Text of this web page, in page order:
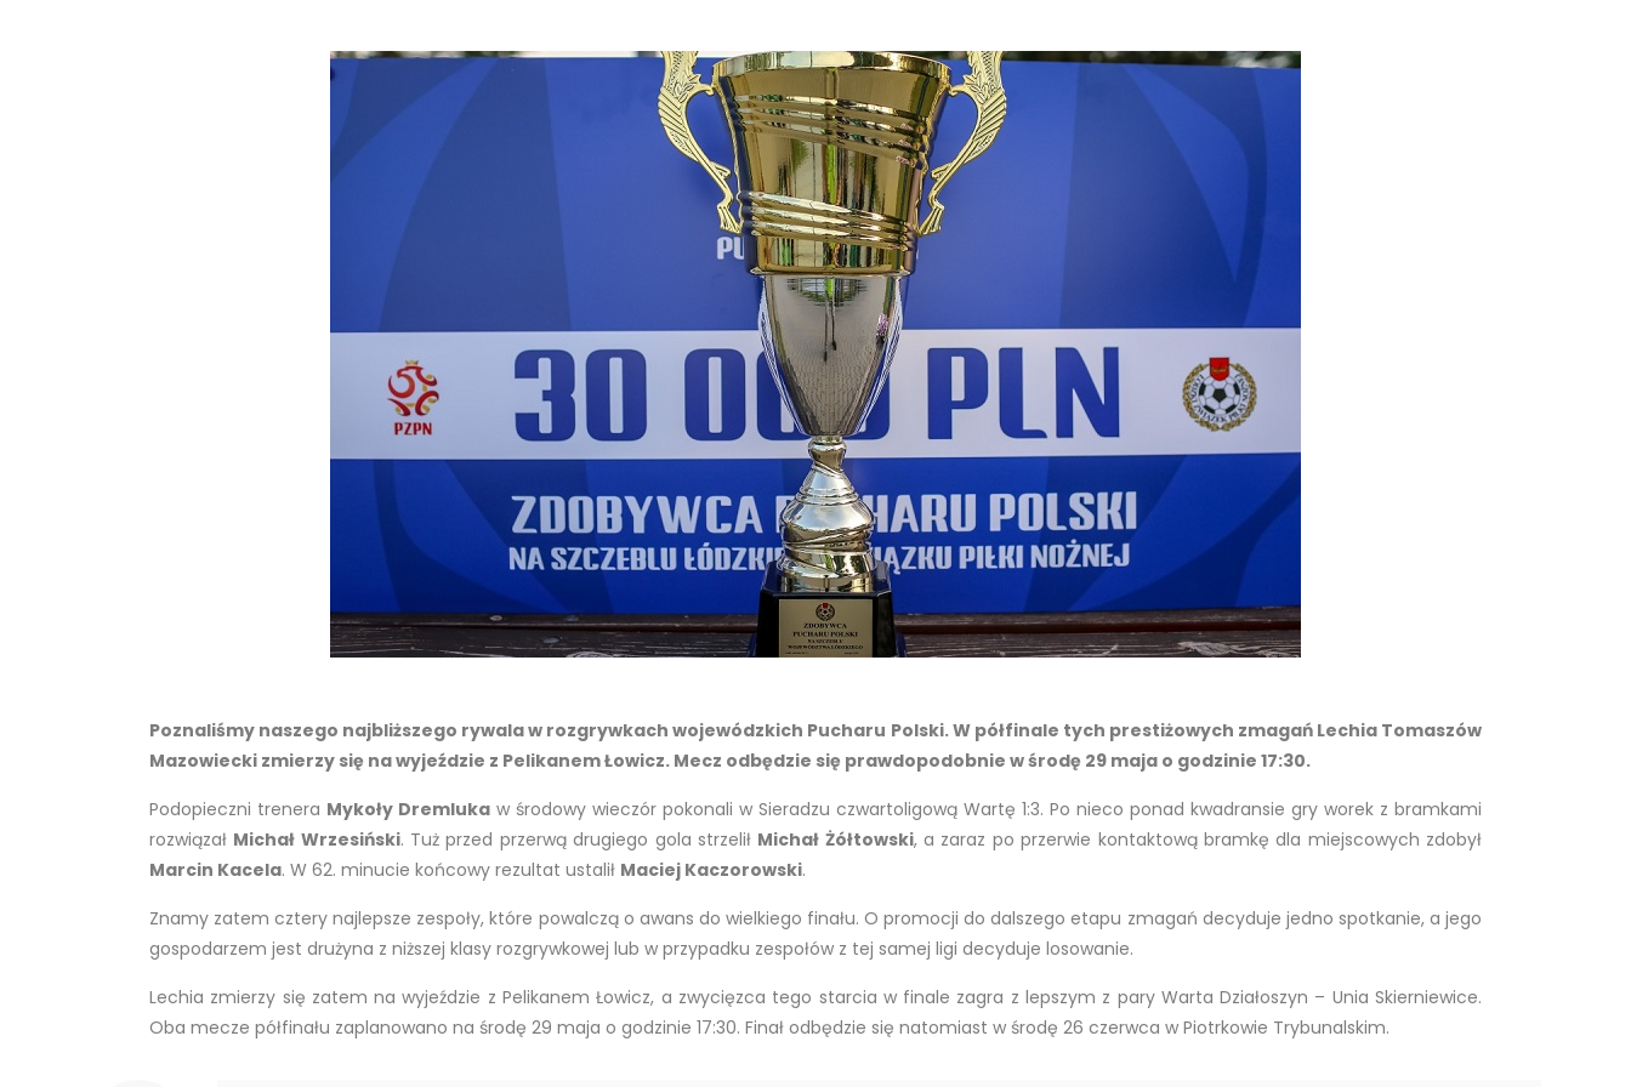
Poznaliśmy naszego najbliższego rywala w rozgrywkach wojewódzkich Pucharu Polski. W półfinale tych prestiżowych zmagań Lechia Tomaszów
Mazowiecki zmierzy się na wyjeździe z Pelikanem Łowicz. Mecz odbędzie się prawdopodobnie w środę 29 maja o godzinie 17:30.
Podopieczni trenera Mykoły Dremluka w środowy wieczór pokonali w Sieradzu czwartoligową Wartę 1:3. Po nieco ponad kwadransie gry worek z bramkami
rozwiązał Michał Wrzesiński. Tuż przed przerwą drugiego gola strzelił Michał Żółtowski, a zaraz po przerwie kontaktową bramkę dla miejscowych zdobył
Marcin Kacela. W 62. minucie końcowy rezultat ustalił Maciej Kaczorowski.
Znamy zatem cztery najlepsze zespoły, które powalczą o awans do wielkiego finału. O promocji do dalszego etapu zmagań decyduje jedno spotkanie, a jego
gospodarzem jest drużyna z niższej klasy rozgrywkowej lub w przypadku zespołów z tej samej ligi decyduje losowanie.
Lechia zmierzy się zatem na wyjeździe z Pelikanem Łowicz, a zwycięzca tego starcia w finale zagra z lepszym z pary Warta Działoszyn – Unia Skierniewice.
Oba mecze półfinału zaplanowano na środę 29 maja o godzinie 17:30. Finał odbędzie się natomiast w środę 26 czerwca w Piotrkowie Trybunalskim.